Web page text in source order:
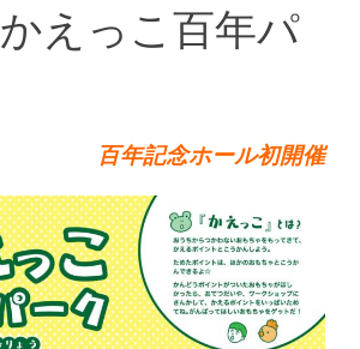
かえっこ百年パ
百年記念ホール初開催